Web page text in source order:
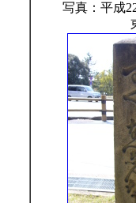
写真：平成